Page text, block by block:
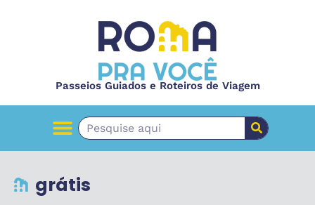
Passeios Guiados e Roteiros de Viagem
grátis